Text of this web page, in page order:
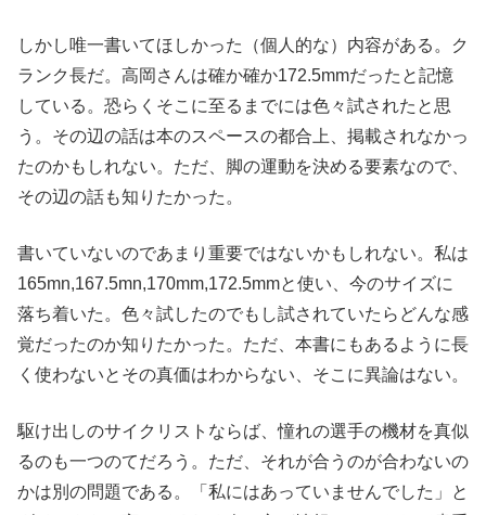
しかし唯一書いてほしかった（個人的な）内容がある。ク
ランク長だ。高岡さんは確か確か172.5mmだったと記憶
している。恐らくそこに至るまでには色々試されたと思
う。その辺の話は本のスペースの都合上、掲載されなかっ
たのかもしれない。ただ、脚の運動を決める要素なので、
その辺の話も知りたかった。
書いていないのであまり重要ではないかもしれない。私は
165mn,167.5mn,170mm,172.5mmと使い、今のサイズに
落ち着いた。色々試したのでもし試されていたらどんな感
覚だったのか知りたかった。ただ、本書にもあるように長
く使わないとその真価はわからない、そこに異論はない。
駆け出しのサイクリストならば、憧れの選手の機材を真似
るのも一つのてだろう。ただ、それが合うのが合わないの
かは別の問題である。「私にはあっていませんでした」と